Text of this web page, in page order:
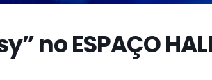
no ESPAÇO